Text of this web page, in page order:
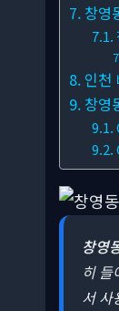
창영
인천
창영
창영
히
서 사